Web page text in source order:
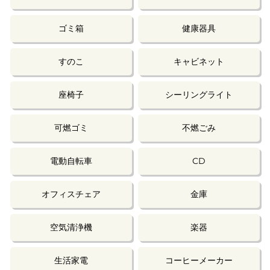
ゴミ箱 健康器具
すのこ キャビネット
座椅子 シーリングライト
可燃ゴミ 不燃ごみ
電動自転車 CD
オフィスチェア 金庫
空気清浄機 楽器
生活家電 コーヒーメーカー